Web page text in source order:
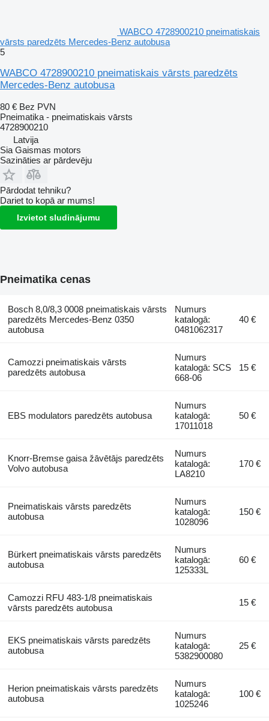
WABCO 4728900210 pneimatiskais
vārsts paredzēts Mercedes-Benz autobusa
5
WABCO 4728900210 pneimatiskais vārsts paredzēts
Mercedes-Benz autobusa
80 € Bez PVN
Pneimatika - pneimatiskais vārsts
4728900210
Latvija
Sia Gaismas motors
Sazināties ar pārdevēju
Pārdodat tehniku?
Dariet to kopā ar mums!
Izvietot sludinājumu
Pneimatika cenas
Bosch 8,0/8,3 0008 pneimatiskais vārsts
paredzēts Mercedes-Benz 0350
autobusa
Numurs
katalogā:
0481062317
40 €
Camozzi pneimatiskais vārsts
paredzēts autobusa
Numurs
katalogā: SCS
668-06
15 €
EBS modulators paredzēts autobusa
Numurs
katalogā:
17011018
50 €
Knorr-Bremse gaisa žāvētājs paredzēts
Volvo autobusa
Numurs
katalogā:
LA8210
170 €
Pneimatiskais vārsts paredzēts
autobusa
Numurs
katalogā:
1028096
150 €
Bürkert pneimatiskais vārsts paredzēts
autobusa
Numurs
katalogā:
125333L
60 €
Camozzi RFU 483-1/8 pneimatiskais
vārsts paredzēts autobusa
15 €
EKS pneimatiskais vārsts paredzēts
autobusa
Numurs
katalogā:
5382900080
25 €
Herion pneimatiskais vārsts paredzēts
autobusa
Numurs
katalogā:
1025246
100 €